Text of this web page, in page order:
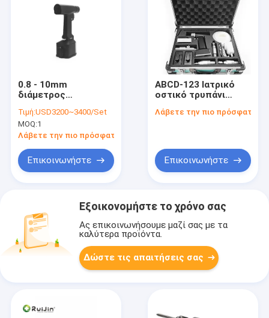
0.8 - 10mm
διάμετρος
τρυπάνι του σφυριού
για την ορθοπεδική
χειρουργική
Τιμή:USD3200~3400/Set
MOQ:1
Λάβετε την πιο πρόσφατη τιμή
Επικοινωνήστε
ABCD-123 Ιατρικό
οστικό τρυπάνι
ακριβείας σύμφωνα
ορθοπεδικές
διαδικασίες
Λάβετε την πιο πρόσφατη
Επικοινωνήστε
Εξοικονομήστε το χρόνο σας
Ας επικοινωνήσουμε μαζί σας με τα
καλύτερα προϊόντα.
Δώστε τις απαιτήσεις σας